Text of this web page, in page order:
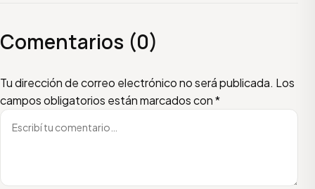
Comentarios (0)
Tu dirección de correo electrónico no será publicada. Los
campos obligatorios están marcados con*
Escribí tu comentario
Nombre
Email